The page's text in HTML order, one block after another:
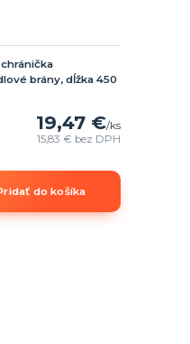
brány, dĺžka 450
19,47 €/ks
15,83 € bez DPH
do košíka